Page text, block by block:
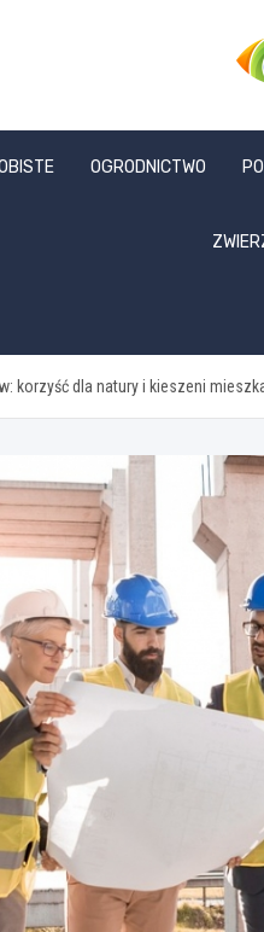
OGRODNICTWO
korzyść dla natury i kieszeni